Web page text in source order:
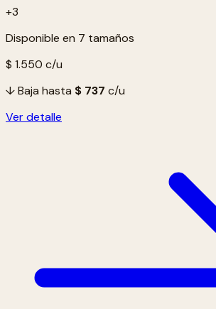
+3
Disponible en 7 tamaños
$ 1.550 c/u
↓ Baja hasta $ 737 c/u
Ver detalle